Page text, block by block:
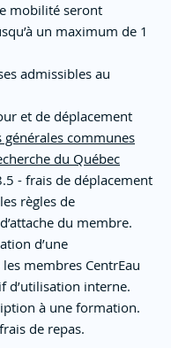
mobilité seront
un maximum de 1
admissibles au
et de déplacement
générales communes
du Québec
- frais de déplacement
règles de
du membre.
d’une
membres CentrEau
d’utilisation interne.
à une formation.
de repas.